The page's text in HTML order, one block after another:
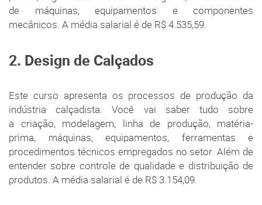
de máquinas, equipamentos e componentes
mecânicos. A média salarial é de R$ 4.535,59.
2. Design de Calçados
Este curso apresenta os processos de produção da
indústria calçadista. Você vai saber tudo sobre
a criação, modelagem, linha de produção, matéria-
prima, máquinas, equipamentos, ferramentas e
procedimentos técnicos empregados no setor. Além de
entender sobre controle de qualidade e distribuição de
produtos. A média salarial é de R$ 3.154,09.